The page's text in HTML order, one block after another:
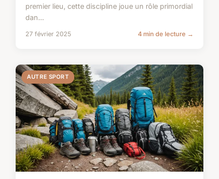
premier lieu, cette discipline joue un rôle primordial
dan...
27 février 2025 4 min de lecture →
AUTRE SPORT